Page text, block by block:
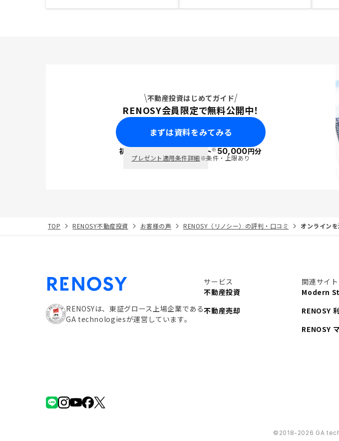
不動産投資はじめてガイド
RENOSY会員限定で無料公開中！
まずは資料をみてみる
初回面談で ポイント※50,000円分
プレゼント適用条件詳細※条件・上限あり
TOP RENOSY不動産投資 お客様の声 RENOSY（リノシー）の評判・口コミ オンライン
RENOSYは、東証グロース上場企業である
GA technologiesが運営しています。
サービス
不動産投資
不動産売却
関連サイト
Modern
RENOSY
RENOSY
©︎2018-2026 GA